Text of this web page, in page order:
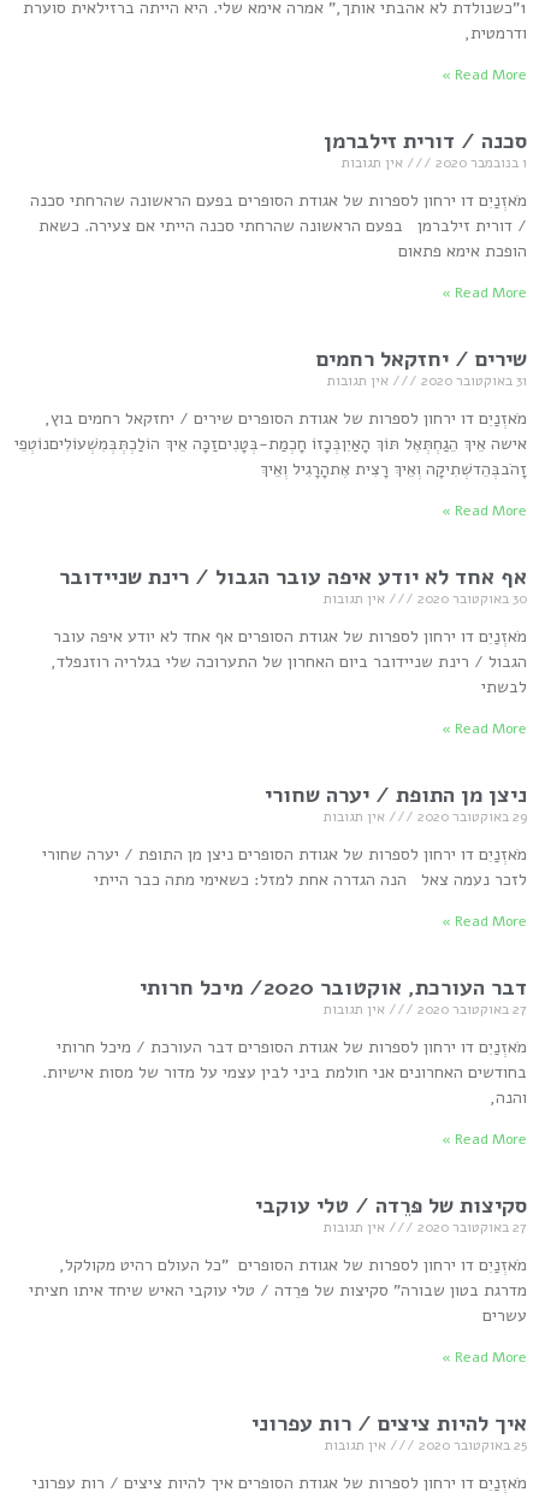
1"כשנולדת לא אהבתי אותך," אמרה אימא שלי. היא הייתה ברזילאית סוערת
ודרמטית,
Read More »
סכנה / דורית זילברמן
1 בנובמבר 2020 אין תגובות
מֹאזְנַיִם דו ירחון לספרות של אגודת הסופרים בפעם הראשונה שהרחתי סכנה
/ דורית זילברמן בפעם הראשונה שהרחתי סכנה הייתי אם צעירה. כשאת
הופכת אימא פתאום
Read More »
שירים / יחזקאל רחמים
31 באוקטובר 2020 אין תגובות
מֹאזְנַיִם דו ירחון לספרות של אגודת הסופרים שירים / יחזקאל רחמים בוץ,
אישה אֵיךְ הֵגַחְתְּאֶל תּוֹךְ הָאַיִןבְּכָזוֹ חָכְמַת-בְּטָנִיםזַכָּה אֵיךְ הוֹלַכְתְּבְּמִשְׁעוֹלִיםנוֹטְפֵי
זָהֹבבְּהֵדשְׁתִיקָה וְאֵיךְ רָצִית אֶתהָרָגִיל וְאֵיךְ
Read More »
אף אחד לא יודע איפה עובר הגבול / רינת שניידובר
30 באוקטובר 2020 אין תגובות
מֹאזְנַיִם דו ירחון לספרות של אגודת הסופרים אף אחד לא יודע איפה עובר
הגבול / רינת שניידובר ביום האחרון של התערוכה שלי בגלריה רוזנפלד,
לבשתי
Read More »
ניצן מן התופת / יערה שחורי
29 באוקטובר 2020 אין תגובות
מֹאזְנַיִם דו ירחון לספרות של אגודת הסופרים ניצן מן התופת / יערה שחורי
לזכר נעמה צאל הנה הגדרה אחת למזל: כשאימי מתה כבר הייתי
Read More »
דבר העורכת, אוקטובר 2020/ מיכל חרותי
27 באוקטובר 2020 אין תגובות
מֹאזְנַיִם דו ירחון לספרות של אגודת הסופרים דבר העורכת / מיכל חרותי
בחודשים האחרונים אני חולמת ביני לבין עצמי על מדור של מסות אישיות.
והנה,
Read More »
סקיצות של פּרֵדה / טלי עוקבי
27 באוקטובר 2020 אין תגובות
מֹאזְנַיִם דו ירחון לספרות של אגודת הסופרים "כל העולם רהיט מקולקל,
מדרגת בטון שבורה" סקיצות של פּרֵדה / טלי עוקבי האיש שיחד איתו חציתי
עשרים
Read More »
איך להיות ציצים / רות עפרוני
25 באוקטובר 2020 אין תגובות
מֹאזְנַיִם דו ירחון לספרות של אגודת הסופרים איך להיות ציצים / רות עפרוני